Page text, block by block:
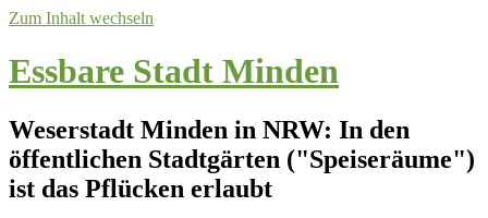
Zum Inhalt wechseln
Essbare Stadt Minden
Weserstadt Minden in NRW: In den
öffentlichen Stadtgärten ("Speiseräume")
ist das Pflücken erlaubt